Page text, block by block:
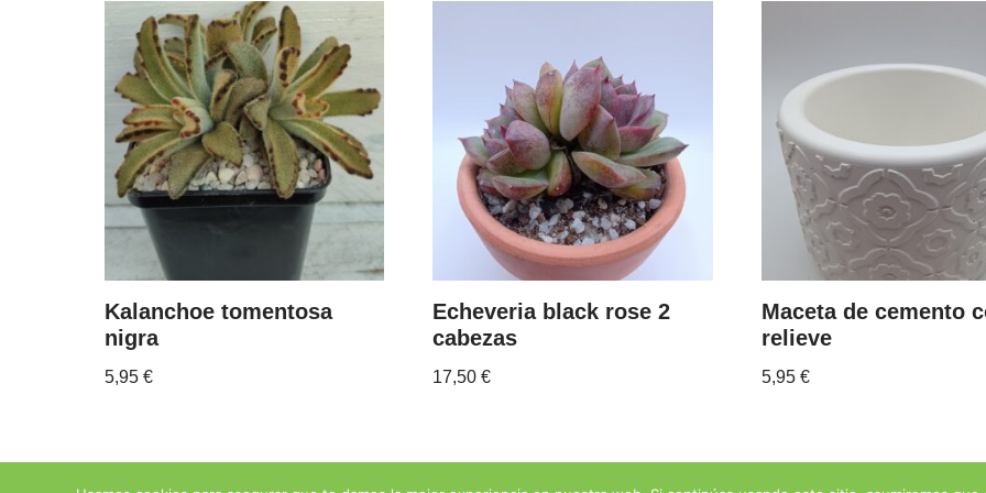
Kalanchoe tomentosa
nigra
5,95 €
Echeveria black rose 2
cabezas
17,50€
Maceta de cemento
relieve
5,95 €